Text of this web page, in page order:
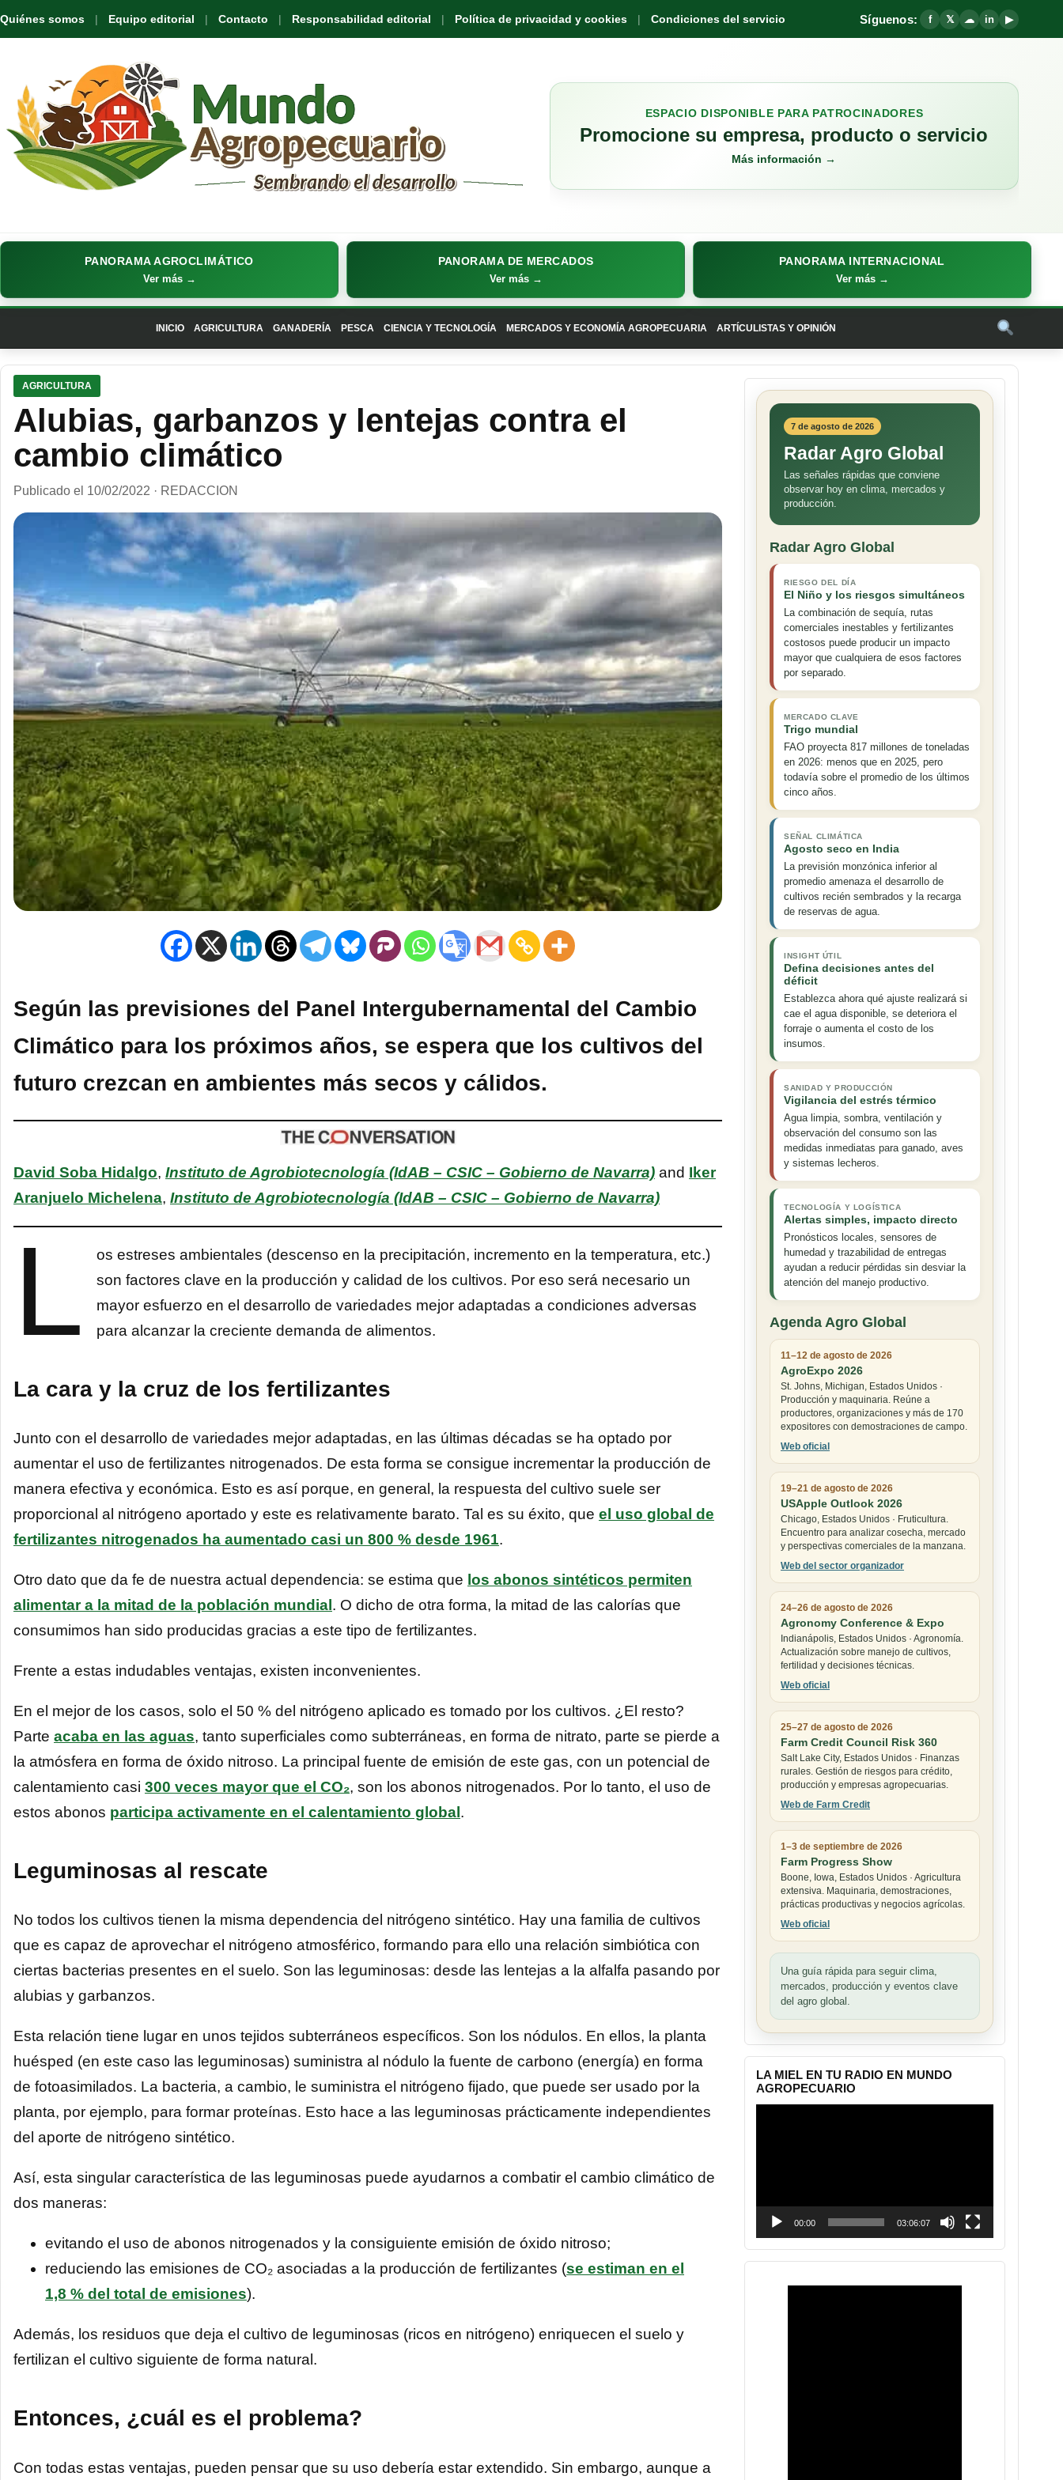
Quiénes somos Equipo editorial Contacto Responsabilidad editorial Política de privacidad y cookies Condiciones del servicio Síguenos: f 𝕏 ☁ in ▶
ESPACIO DISPONIBLE PARA PATROCINADORES
Promocione su empresa, producto o servicio
Más información →
PANORAMA AGROCLIMÁTICO
Ver más →
PANORAMA DE MERCADOS
Ver más →
PANORAMA INTERNACIONAL
Ver más →
INICIO AGRICULTURA GANADERÍA PESCA CIENCIA Y TECNOLOGÍA MERCADOS Y ECONOMÍA AGROPECUARIA ARTÍCULISTAS Y OPINIÓN
AGRICULTURA
Alubias, garbanzos y lentejas contra el
cambio climático
Publicado el 10/02/2022 · REDACCION
Según las previsiones del Panel Intergubernamental del Cambio
Climático para los próximos años, se espera que los cultivos del
futuro crezcan en ambientes más secos y cálidos.
David Soba Hidalgo, Instituto de Agrobiotecnología (IdAB – CSIC – Gobierno de Navarra) and Iker
Aranjuelo Michelena, Instituto de Agrobiotecnología (IdAB – CSIC – Gobierno de Navarra)
L
os estreses ambientales (descenso en la precipitación, incremento en la temperatura, etc.)
son factores clave en la producción y calidad de los cultivos. Por eso será necesario un
mayor esfuerzo en el desarrollo de variedades mejor adaptadas a condiciones adversas
para alcanzar la creciente demanda de alimentos.
La cara y la cruz de los fertilizantes
Junto con el desarrollo de variedades mejor adaptadas, en las últimas décadas se ha optado por
aumentar el uso de fertilizantes nitrogenados. De esta forma se consigue incrementar la producción de
manera efectiva y económica. Esto es así porque, en general, la respuesta del cultivo suele ser
proporcional al nitrógeno aportado y este es relativamente barato. Tal es su éxito, que el uso global de
fertilizantes nitrogenados ha aumentado casi un 800 % desde 1961.
Otro dato que da fe de nuestra actual dependencia: se estima que los abonos sintéticos permiten
alimentar a la mitad de la población mundial . O dicho de otra forma, la mitad de las calorías que
consumimos han sido producidas gracias a este tipo de fertilizantes.
Frente a estas indudables ventajas, existen inconvenientes.
En el mejor de los casos, solo el 50 % del nitrógeno aplicado es tomado por los cultivos. ¿El resto?
Parte acaba en las aguas, tanto superficiales como subterráneas, en forma de nitrato, parte se pierde a
la atmósfera en forma de óxido nitroso. La principal fuente de emisión de este gas, con un potencial de
calentamiento casi 300 veces mayor que el CO₂, son los abonos nitrogenados. Por lo tanto, el uso de
estos abonos participa activamente en el calentamiento global .
Leguminosas al rescate
No todos los cultivos tienen la misma dependencia del nitrógeno sintético. Hay una familia de cultivos
que es capaz de aprovechar el nitrógeno atmosférico, formando para ello una relación simbiótica con
ciertas bacterias presentes en el suelo. Son las leguminosas: desde las lentejas a la alfalfa pasando por
alubias y garbanzos.
Esta relación tiene lugar en unos tejidos subterráneos específicos. Son los nódulos. En ellos, la planta
huésped (en este caso las leguminosas) suministra al nódulo la fuente de carbono (energía) en forma
de fotoasimilados. La bacteria, a cambio, le suministra el nitrógeno fijado, que puede ser usado por la
planta, por ejemplo, para formar proteínas. Esto hace a las leguminosas prácticamente independientes
del aporte de nitrógeno sintético.
Así, esta singular característica de las leguminosas puede ayudarnos a combatir el cambio climático de
dos maneras:
evitando el uso de abonos nitrogenados y la consiguiente emisión de óxido nitroso;
reduciendo las emisiones de CO₂ asociadas a la producción de fertilizantes (se estiman en el
1,8 % del total de emisiones).
Además, los residuos que deja el cultivo de leguminosas (ricos en nitrógeno) enriquecen el suelo y
fertilizan el cultivo siguiente de forma natural.
Entonces, ¿cuál es el problema?
Con todas estas ventajas, pueden pensar que su uso debería estar extendido. Sin embargo, aunque a
7 de agosto de 2026
Radar Agro Global
Las señales rápidas que conviene
observar hoy en clima, mercados y
producción.
Radar Agro Global
RIESGO DEL DÍA
El Niño y los riesgos simultáneos
La combinación de sequía, rutas
comerciales inestables y fertilizantes
costosos puede producir un impacto
mayor que cualquiera de esos factores
por separado.
MERCADO CLAVE
Trigo mundial
FAO proyecta 817 millones de toneladas
en 2026: menos que en 2025, pero
todavía sobre el promedio de los últimos
cinco años.
SEÑAL CLIMÁTICA
Agosto seco en India
La previsión monzónica inferior al
promedio amenaza el desarrollo de
cultivos recién sembrados y la recarga
de reservas de agua.
INSIGHT ÚTIL
Defina decisiones antes del
déficit
Establezca ahora qué ajuste realizará si
cae el agua disponible, se deteriora el
forraje o aumenta el costo de los
insumos.
SANIDAD Y PRODUCCIÓN
Vigilancia del estrés térmico
Agua limpia, sombra, ventilación y
observación del consumo son las
medidas inmediatas para ganado, aves
y sistemas lecheros.
TECNOLOGÍA Y LOGÍSTICA
Alertas simples, impacto directo
Pronósticos locales, sensores de
humedad y trazabilidad de entregas
ayudan a reducir pérdidas sin desviar la
atención del manejo productivo.
Agenda Agro Global
11–12 de agosto de 2026
AgroExpo 2026
St. Johns, Michigan, Estados Unidos ·
Producción y maquinaria. Reúne a
productores, organizaciones y más de 170
expositores con demostraciones de campo.
Web oficial
19–21 de agosto de 2026
USApple Outlook 2026
Chicago, Estados Unidos · Fruticultura.
Encuentro para analizar cosecha, mercado
y perspectivas comerciales de la manzana.
Web del sector organizador
24–26 de agosto de 2026
Agronomy Conference & Expo
Indianápolis, Estados Unidos · Agronomía.
Actualización sobre manejo de cultivos,
fertilidad y decisiones técnicas.
Web oficial
25–27 de agosto de 2026
Farm Credit Council Risk 360
Salt Lake City, Estados Unidos · Finanzas
rurales. Gestión de riesgos para crédito,
producción y empresas agropecuarias.
Web de Farm Credit
1–3 de septiembre de 2026
Farm Progress Show
Boone, Iowa, Estados Unidos · Agricultura
extensiva. Maquinaria, demostraciones,
prácticas productivas y negocios agrícolas.
Web oficial
Una guía rápida para seguir clima,
mercados, producción y eventos clave
del agro global.
LA MIEL EN TU RADIO EN MUNDO
AGROPECUARIO
00:00 03:06:07